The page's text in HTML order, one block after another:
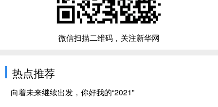
微信扫描二维码，关注新华网
热点推荐
向着未来继续出发，你好我的“2021”